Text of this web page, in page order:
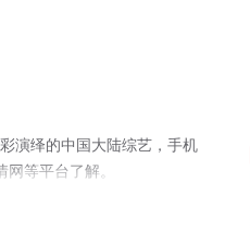
演绎的中国大陆综艺，手机
等平台了解。